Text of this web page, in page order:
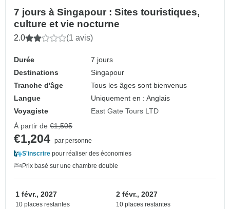
7 jours à Singapour : Sites touristiques,
culture et vie nocturne
2.0 (1 avis)
Durée
7 jours
Destinations
Singapour
Tranche d'âge
Tous les âges sont bienvenus
Langue
Uniquement en : Anglais
Voyagiste
East Gate Tours LTD
À partir de €1,505
€1,204 par personne
S'inscrire pour réaliser des économies
Prix basé sur une chambre double
1 févr., 2027
10 places restantes
2 févr., 2027
10 places restantes